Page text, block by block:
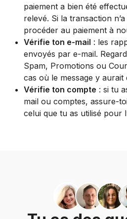
paiement a bien été
relevé. Si la transaction
procéder au paiement à
Vérifie ton e-mail : les
envoyés par e-mail.
Spam, Promotions ou
cas où le message y aurait
Vérifie ton compte : si tu
mail ou comptes, assure-
celui que tu as utilisé pour